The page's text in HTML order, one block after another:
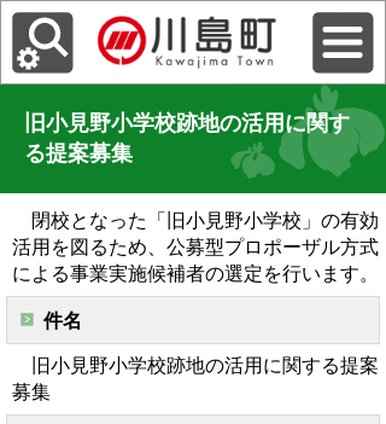
旧小見野小学校跡地の活用に関す
る提案募集
閉校となった「旧小見野小学校」の有効
活用を図るため、公募型プロポーザル方式
による事業実施候補者の選定を行います。
件名
旧小見野小学校跡地の活用に関する提案
募集